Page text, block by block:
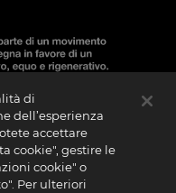
concesso in licenza da B Lab,
nostra, hanno superato con
quindi i requisiti richiesti da B
di
dell’esperienza
accettare
cookie", gestire le
cookie" o
Per ulteriori